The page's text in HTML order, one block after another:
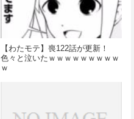
【わたモテ】喪122話が更新！
色々と泣いたｗｗｗｗｗｗｗｗｗ
ｗ